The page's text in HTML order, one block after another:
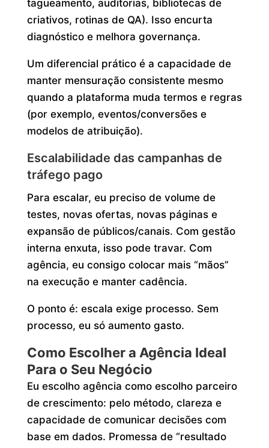
tagueamento, auditorias, bibliotecas de
criativos, rotinas de QA). Isso encurta
diagnóstico e melhora governança.
Um diferencial prático é a capacidade de
manter mensuração consistente mesmo
quando a plataforma muda termos e regras
(por exemplo, eventos/conversões e
modelos de atribuição).
Escalabilidade das campanhas de
tráfego pago
Para escalar, eu preciso de volume de
testes, novas ofertas, novas páginas e
expansão de públicos/canais. Com gestão
interna enxuta, isso pode travar. Com
agência, eu consigo colocar mais “mãos”
na execução e manter cadência.
O ponto é: escala exige processo. Sem
processo, eu só aumento gasto.
Como Escolher a Agência Ideal
Para o Seu Negócio
Eu escolho agência como escolho parceiro
de crescimento: pelo método, clareza e
capacidade de comunicar decisões com
base em dados. Promessa de “resultado